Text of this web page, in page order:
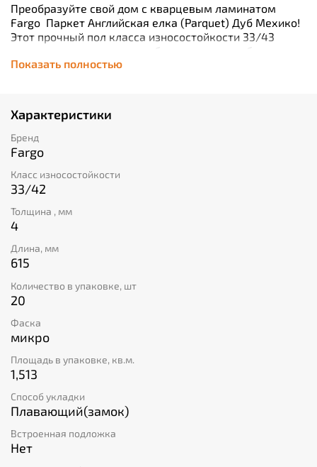
Преобразуйте свой дом с кварцевым ламинатом
Fargo Паркет Английская елка (Parquet) Дуб Мехико!
Этот прочный пол класса износостойкости 33/43
идеально подходит для любого помещения благодаря
своей толщине всего 4 мм. Благодаря длине доски 615
площадью 1,513 м². За счет плавающего способа
укладки и замкового соединения монтаж пола
превращается в простой процесс без лишних затрат
времени и денег на специалистов. А стильная V-
образная фаска добавит вашему интерьеру
элегантности. Выбирайте качество и надежность
вместе с каменно-полимерным композитным
материалом от бренда Fargo!
Показать полностью
Характеристики
Бренд
Fargo
Класс износостойкости
33/42
Толщина , мм
4
Длина, мм
615
Количество в упаковке, шт
20
Фаска
микро
Площадь в упаковке, кв.м.
1,513
Способ укладки
Плавающий(замок)
Встроенная подложка
Нет